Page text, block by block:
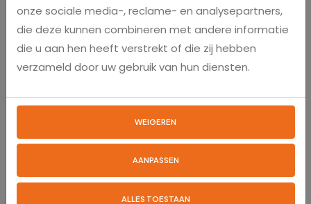
Gerelateerde producten
onze sociale media-, reclame- en analysepartners,
die deze kunnen combineren met andere informatie
die u aan hen heeft verstrekt of die zij hebben
verzameld door uw gebruik van hun diensten.
WEIGEREN
AANPASSEN
ALLES TOESTAAN